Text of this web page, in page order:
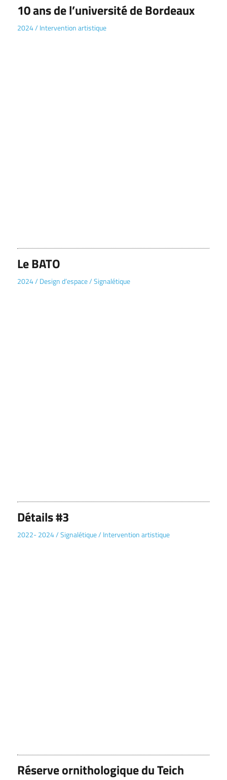
10 ans de l’université de Bordeaux
2024/Intervention artistique
Le BATO
2024/Design d’espace/Signalétique
Détails #3
2022- 2024/Signalétique/Intervention artistique
Réserve ornithologique du Teich